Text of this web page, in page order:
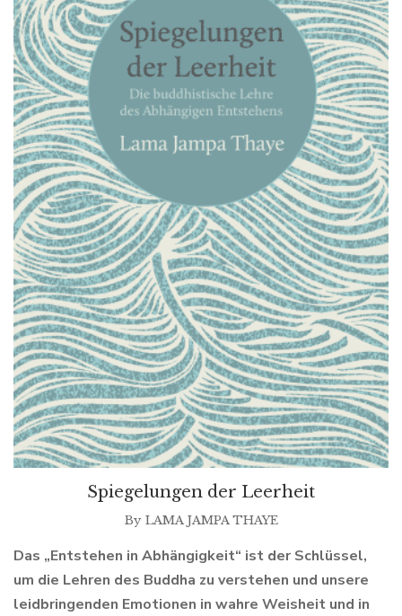
Spiegelungen der Leerheit
By LAMA JAMPA THAYE
Das „Entstehen in Abhängigkeit“ ist der Schlüssel,
um die Lehren des Buddha zu verstehen und unsere
leidbringenden Emotionen in wahre Weisheit und in